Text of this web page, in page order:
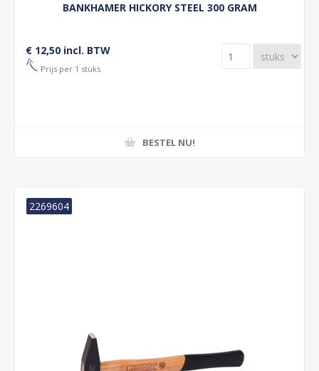
BANKHAMER HICKORY STEEL 300 GRAM
€ 12,50 incl. BTW
Prijs per 1 stuks
BESTEL NU!
2269604